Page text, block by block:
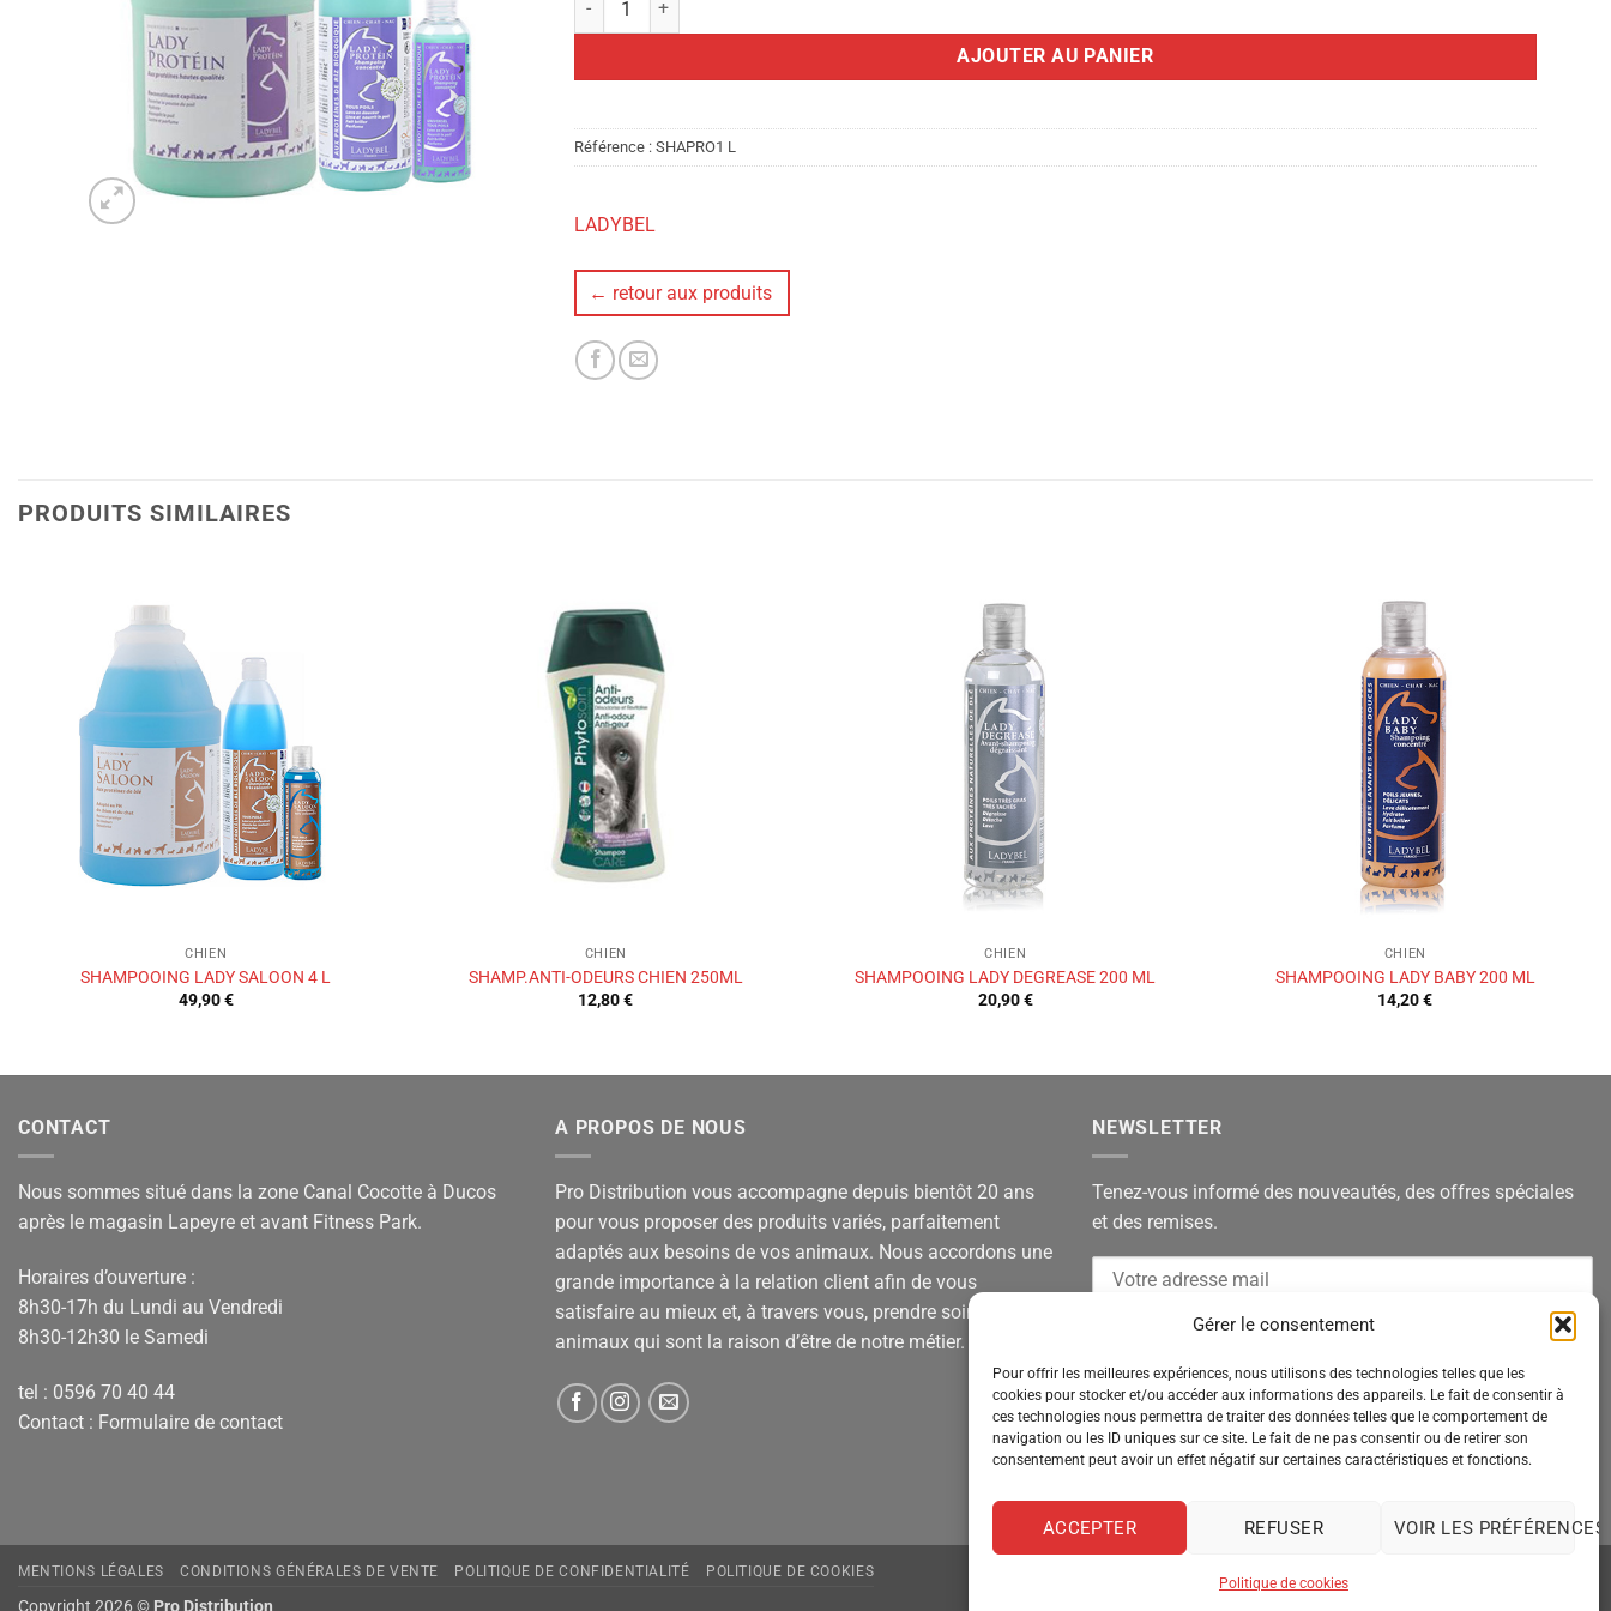
Gérer le consentement
Pour offrir les meilleures expériences, nous utilisons des technologies telles que les
cookies pour stocker et/ou accéder aux informations des appareils. Le fait de consentir à
ces technologies nous permettra de traiter des données telles que le comportement de
navigation ou les ID uniques sur ce site. Le fait de ne pas consentir ou de retirer son
consentement peut avoir un effet négatif sur certaines caractéristiques et fonctions.
ACCEPTER REFUSER VOIR LES PRÉFÉRENCES
Politique de cookies
AJOUTER AU PANIER
Référence : SHAPRO1 L
LADYBEL
← retour aux produits
PRODUITS SIMILAIRES
CHIEN
SHAMPOOING LADY SALOON 4 L
49,90€
CHIEN
SHAMP.ANTI-ODEURS CHIEN 250ML
12,80€
CHIEN
SHAMPOOING LADY DEGREASE 200 ML
20,90€
CHIEN
SHAMPOOING LADY BABY 200 ML
14,20€
CONTACT
Nous sommes situé dans la zone Canal Cocotte à Ducos
après le magasin Lapeyre et avant Fitness Park.
Horaires d’ouverture :
8h30-17h du Lundi au Vendredi
8h30-12h30 le Samedi
tel : 0596 70 40 44
Contact : Formulaire de contact
A PROPOS DE NOUS
Pro Distribution vous accompagne depuis bientôt 20 ans
pour vous proposer des produits variés, parfaitement
adaptés aux besoins de vos animaux. Nous accordons une
grande importance à la relation client afin de vous
satisfaire au mieux et, à travers vous, prendre soin de vos
animaux qui sont la raison d’être de notre métier.
NEWSLETTER
Tenez-vous informé des nouveautés, des offres spéciales
et des remises.
MENTIONS LÉGALES CONDITIONS GÉNÉRALES DE VENTE POLITIQUE DE CONFIDENTIALITÉ POLITIQUE DE COOKIES